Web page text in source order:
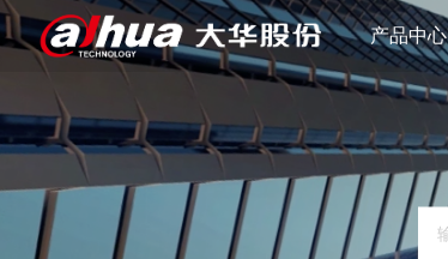
产品中心